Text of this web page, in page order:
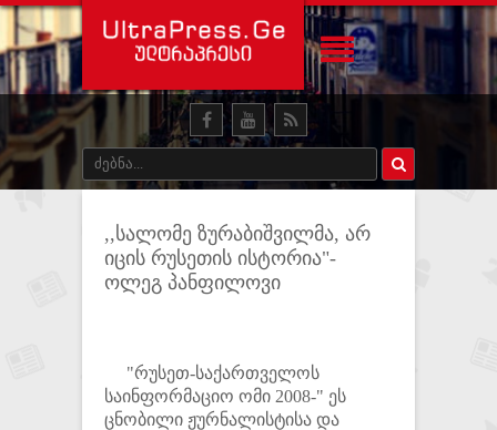
,,სალომე ზურაბიშვილმა, არ
იცის რუსეთის ისტორია"-
ოლეგ პანფილოვი
"რუსეთ-საქართველოს
საინფორმაციო ომი 2008-" ეს
ცნობილი ჟურნალისტისა და